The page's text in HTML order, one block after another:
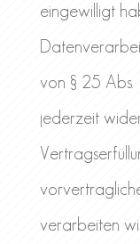
eingewilligt
von § 25 Abs.
jederzeit
verarbeiten